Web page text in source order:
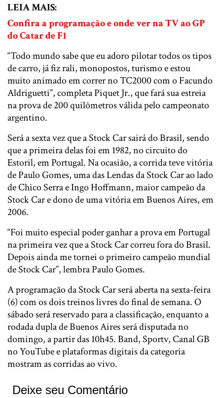
LEIA MAIS:
Confira a programação e onde ver na TV ao GP
do Catar de F1
“Todo mundo sabe que eu adoro pilotar todos os tipos
de carro, já fiz rali, monopostos, turismo e estou
muito animado em correr no TC2000 com o Facundo
Aldriguetti”, completa Piquet Jr., que fará sua estreia
na prova de 200 quilômetros válida pelo campeonato
argentino.
Será a sexta vez que a Stock Car sairá do Brasil, sendo
que a primeira delas foi em 1982, no circuito do
Estoril, em Portugal. Na ocasião, a corrida teve vitória
de Paulo Gomes, uma das Lendas da Stock Car ao lado
de Chico Serra e Ingo Hoffmann, maior campeão da
Stock Car e dono de uma vitória em Buenos Aires, em
2006.
“Foi muito especial poder ganhar a prova em Portugal
na primeira vez que a Stock Car correu fora do Brasil.
Depois ainda me tornei o primeiro campeão mundial
de Stock Car”, lembra Paulo Gomes.
A programação da Stock Car será aberta na sexta-feira
(6) com os dois treinos livres do final de semana. O
sábado será reservado para a classificação, enquanto a
rodada dupla de Buenos Aires será disputada no
domingo, a partir das 10h45. Band, Sportv, Canal GB
no YouTube e plataformas digitais da categoria
mostram as corridas ao vivo.
Deixe seu Comentário